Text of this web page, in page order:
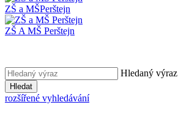
ZŠ a MŠPerštejn
ZŠ A MŠ Perštejn
Hledaný výraz
Hledat
rozšířené vyhledávání